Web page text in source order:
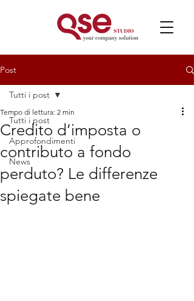
Post
Tutti i post
Approfondimenti
News
Tutti i post
Credito d’imposta o
contributo a fondo
perduto? Le differenze
spiegate bene
Tempo di lettura: 2 min